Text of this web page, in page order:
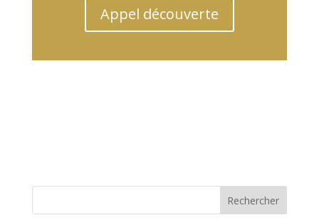
Appel découverte